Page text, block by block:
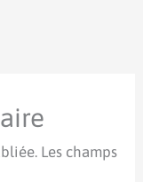
Les champs